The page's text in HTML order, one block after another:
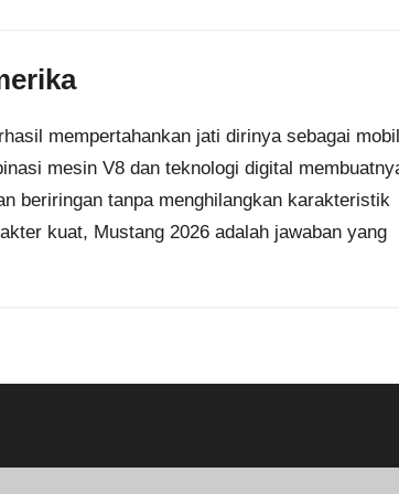
mempertahankan jati dirinya sebagai
mesin V8 dan teknologi digital
beriringan tanpa menghilangkan karakteristik
kuat, Mustang 2026 adalah jawaban yang